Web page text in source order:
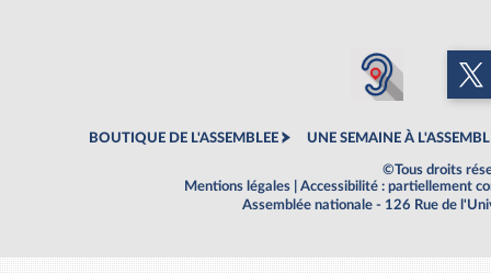
BOUTIQUE DE L'ASSEMBLEE UNE SEMAINE À
©Tous droits
Mentions légales
Accessibilité : partiellement
Assemblée nationale - 126 Rue de